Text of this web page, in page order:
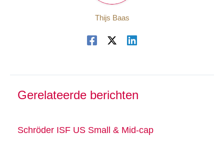
Thijs Baas
Gerelateerde berichten
Schröder ISF US Small & Mid-cap